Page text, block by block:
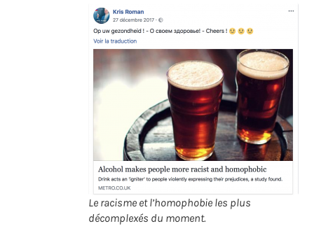
Le racisme et l’homophobie les plus
décomplexés du moment.